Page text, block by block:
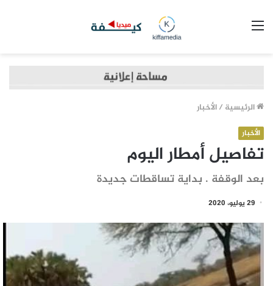
الرئيسية /الأخبار
الأخبار
تفاصيل أمطار اليوم
بعد الوقفة . بداية تساقطات جديدة
29 يوليو، 2020